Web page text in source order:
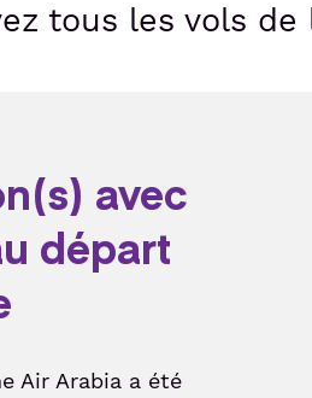
tous les vols de
avec
départ
Air Arabia a été